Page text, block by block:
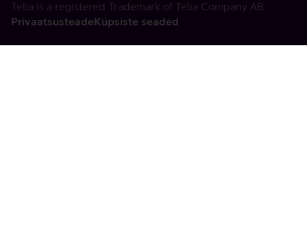
Telia is a registered Trademark of Telia Company AB
PrivaatsusteadeKüpsiste seaded